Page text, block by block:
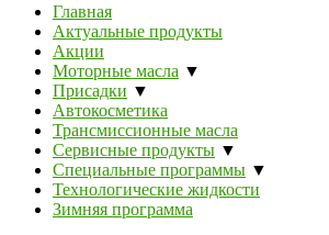
Главная
Актуальные продукты
Акции
Моторные масла ▼
Присадки ▼
Автокосметика
Трансмиссионные масла
Сервисные продукты ▼
Специальные программы ▼
Технологические жидкости
Зимняя программа